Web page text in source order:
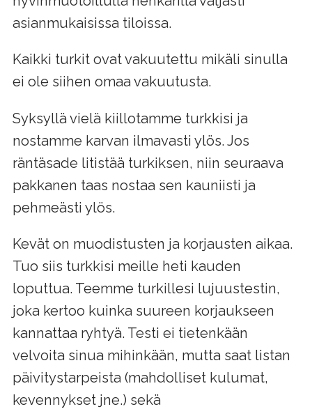
asianmukaisissa tiloissa.
Kaikki turkit ovat vakuutettu mikäli sinulla
ei ole siihen omaa vakuutusta.
Syksyllä vielä kiillotamme turkkisi ja
nostamme karvan ilmavasti ylös. Jos
räntäsade litistää turkiksen, niin seuraava
pakkanen taas nostaa sen kauniisti ja
pehmeästi ylös.
Kevät on muodistusten ja korjausten aikaa.
Tuo siis turkkisi meille heti kauden
loputtua. Teemme turkillesi lujuustestin,
joka kertoo kuinka suureen korjaukseen
kannattaa ryhtyä. Testi ei tietenkään
velvoita sinua mihinkään, mutta saat listan
päivitystarpeista (mahdolliset kulumat,
kevennykset jne.) sekä